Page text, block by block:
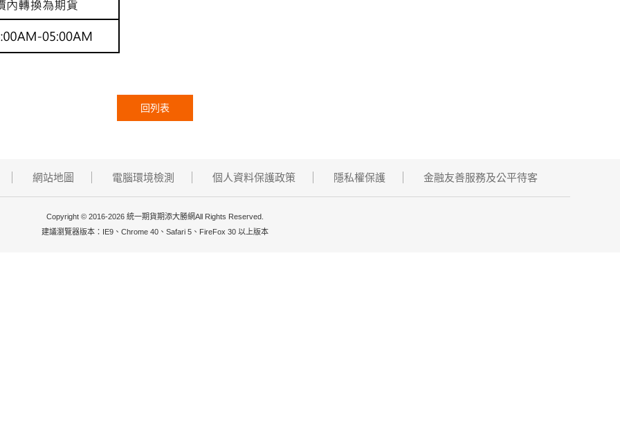
回列表
網站地圖 電腦環境檢測 個人資料保護政策 隱私權保護 金融友善服務及公平待客
Copyright © 2016-2026 統一期貨期添大勝網All Rights Reserved.
建議瀏覽器版本：IE9、Chrome 40、Safari 5、FireFox 30 以上版本